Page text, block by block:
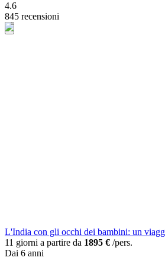
4.6
845 recensioni
L'India con gli occhi dei bambini: un
11 giorni a partire da 1895 € /pers.
Dai 6 anni